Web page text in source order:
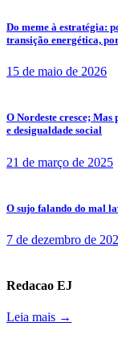
Do meme à estratégia:
transição energética,
15 de maio de 2026
O Nordeste cresce;
e desigualdade social
21 de março de 2025
O sujo falando do mal
7 de dezembro de
Redacao EJ
Leia mais →